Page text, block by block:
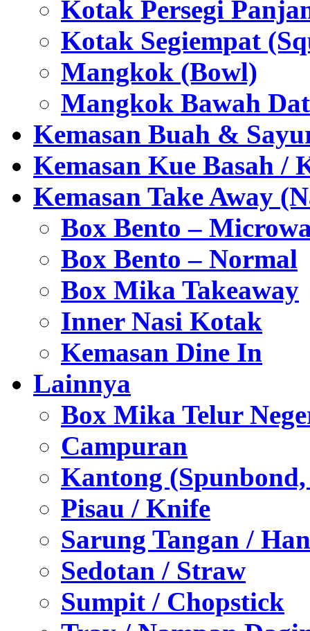
Kotak Persegi
Kotak Segiempat
Mangkok (Bowl)
Mangkok Bawah
Kemasan Buah &
Kemasan Kue Basah /
Kemasan Take Away
Box Bento –
Box Bento – Normal
Box Mika Takeaway
Inner Nasi Kotak
Kemasan Dine In
Lainnya
Box Mika Telur
Campuran
Kantong
Pisau / Knife
Sarung Tangan /
Sedotan / Straw
Sumpit / Chopstick